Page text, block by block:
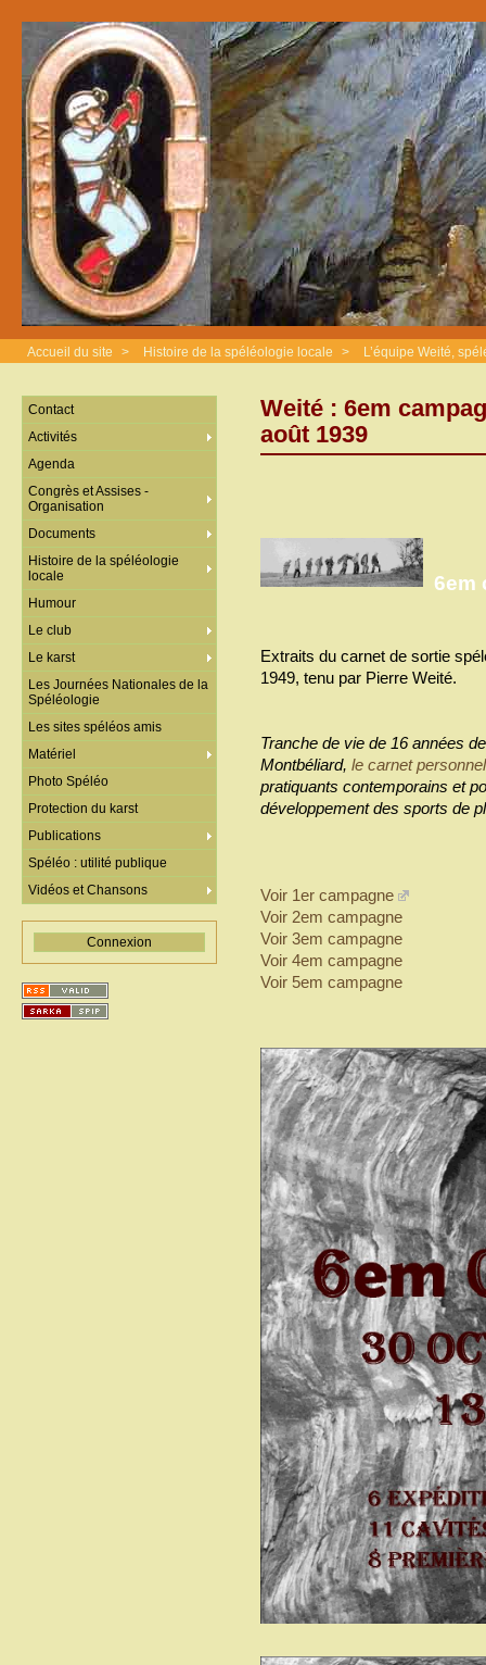
Accueil du site > Histoire de la spéléologie locale > L’équipe Weité,
Weité : 6em
août 1939
6em
Extraits du carnet de sortie
1949, tenu par Pierre Weité.
Tranche de vie de 16 années
Montbéliard, le carnet personnel
pratiquants contemporains et
développement des sports de
Voir 1er campagne
Voir 2em campagne
Voir 3em campagne
Voir 4em campagne
Voir 5em campagne
Contact
Activités
Agenda
Congrès et Assises -
Organisation
Documents
Histoire de la spéléologie
locale
Humour
Le club
Le karst
Les Journées Nationales de la
Spéléologie
Les sites spéléos amis
Matériel
Photo Spéléo
Protection du karst
Publications
Spéléo : utilité publique
Vidéos et Chansons
Connexion